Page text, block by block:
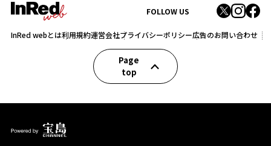
FOLLOW US
InRed webとは利用規約運営会社プライバシーポリシー広告のお問い合わせ
Page
top